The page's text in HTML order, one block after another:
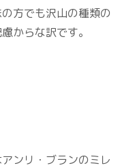
方でも沢山の種類の
からな訳です。
ンリ・ブランのミレ